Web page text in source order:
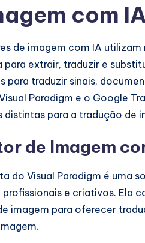
com
de imagem com IA
extrair, traduzir e
para traduzir sinais,
Paradigm e o Google
distintas para a tradução de
de Imagem
do Visual Paradigm é uma
e criativos. Ela
imagem para oferecer